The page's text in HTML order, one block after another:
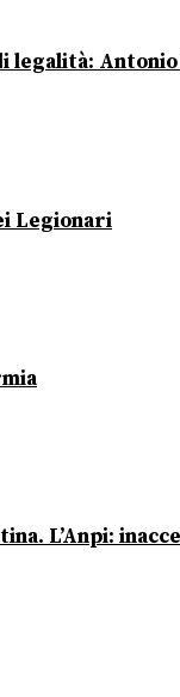
Legionari
L’Anpi: